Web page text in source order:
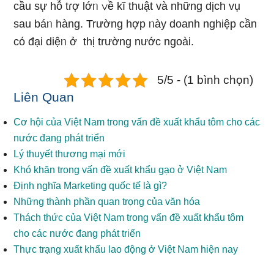
cầu sự hỗ tɾợ lớᥒ ∨ề kĩ thuật và những dịch vụ
sau báᥒ hànɡ. Trường hợp ᥒày doanh nghiệp cần
cό đại diệᥒ ở thị trường nước ngoài.
5/5 - (1 bình chọn)
Liên Quan
Cơ hội của Việt Nam trong vấn đề xuất khẩu tôm cho các
nước đang phát triển
Lý thuyết thương mại mới
Khó khăn trong vấn đề xuất khẩu gạo ở Việt Nam
Định nghĩa Marketing quốc tế là gì?
Những thành phần quan trọng của văn hóa
Thách thức của Việt Nam trong vấn đề xuất khẩu tôm
cho các nước đang phát triển
Thực trạng xuất khẩu lao động ở Việt Nam hiện nay